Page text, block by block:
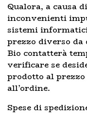
Qualora, a causa
inconvenienti
sistemi
prezzo diverso
Bio contatterà
verificare se
prodotto al
all’ordine.
Spese di